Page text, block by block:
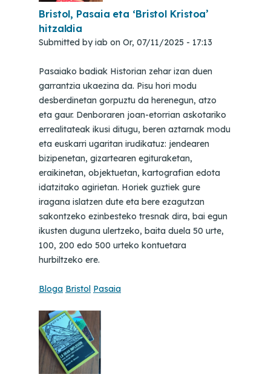
Bristol, Pasaia eta ‘Bristol Kristoa’
hitzaldia
Submitted byiab on Or, 07/11/2025 - 17:13
Pasaiako badiak Historian zehar izan duen
garrantzia ukaezina da. Pisu hori modu
desberdinetan gorpuztu da herenegun, atzo
eta gaur. Denboraren joan-etorrian askotariko
errealitateak ikusi ditugu, beren aztarnak modu
eta euskarri ugaritan irudikatuz: jendearen
bizipenetan, gizartearen egituraketan,
eraikinetan, objektuetan, kartografian edota
idatzitako agirietan. Horiek guztiek gure
iragana islatzen dute eta bere ezagutzan
sakontzeko ezinbesteko tresnak dira, bai egun
ikusten duguna ulertzeko, baita duela 50 urte,
100, 200 edo 500 urteko kontuetara
hurbiltzeko ere.
Bloga Bristol Pasaia